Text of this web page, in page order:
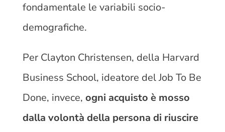
fondamentale le variabili socio-
demografiche.
Per Clayton Christensen, della Harvard
Business School, ideatore del Job To Be
Done, invece, ogni acquisto è mosso
dalla volontà della persona di riuscire